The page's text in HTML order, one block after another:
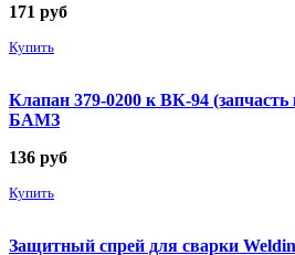
171 руб
Купить
Клапан 379-0200 к ВК-94 (запчасть
БАМЗ
136 руб
Купить
Защитный спрей для сварки